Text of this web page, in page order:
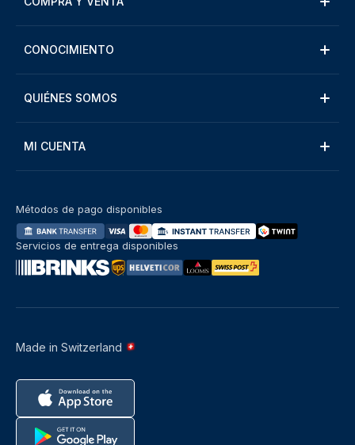
CONOCIMIENTO
QUIÉNES SOMOS
MI CUENTA
Made in Switzerland
Métodos de pago disponibles
Servicios de entrega disponibles